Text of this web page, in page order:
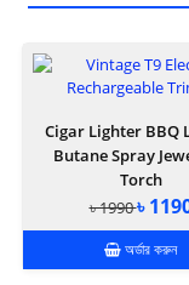
Cigar Lighter BBQ
Butane Spray
Torch
৳ 1990৳
অর্ডার করুন